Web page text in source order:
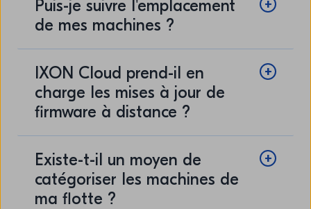
Puis-je suivre l'emplacement
de mes machines ?
IXON Cloud prend-il en
charge les mises à jour de
firmware à distance ?
Existe-t-il un moyen de
catégoriser les machines de
ma flotte ?